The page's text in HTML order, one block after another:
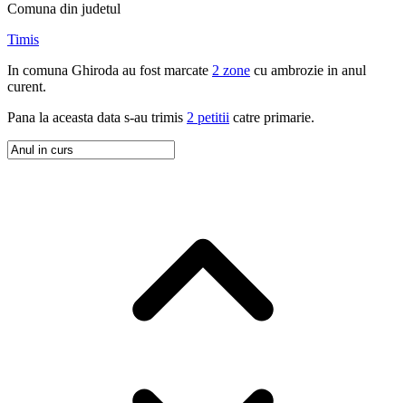
Comuna din judetul
Timis
In comuna Ghiroda au fost marcate 2 zone cu ambrozie in anul
curent.
Pana la aceasta data s-au trimis 2 petitii catre primarie.